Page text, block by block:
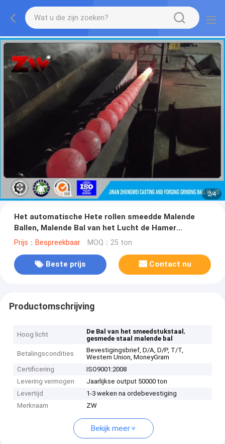
2/4
Het automatische Hete rollen smeedde Malende
Ballen, Malende Bal van het Lucht de Hamer
Gesmede Staal
Prijs：Bespreekbaar MOQ：25 ton
Beste prijs Contact nu
Productomschrijving
Hoog licht De Bal van het smeedstukstaal,
gesmede staal malende bal
Betalingscondities
Bevestigingsbrief, D/A, D/P, T/T,
Western Union, MoneyGram
Certificering
ISO9001:2008
Levering vermogen
Jaarlijkse output 50000 ton
Levertijd
1-3 weken na ordebevestiging
Merknaam
ZW
Bekijk meer